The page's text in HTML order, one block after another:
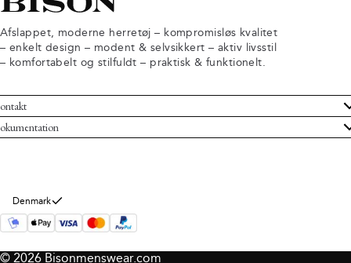
Afslappet, moderne herretøj – kompromisløs kvalitet
– enkelt design – modent & selvsikkert – aktiv livsstil
– komfortabelt og stilfuldt – praktisk & funktionelt.
Bisoninformation
Denmark
© 2026 Bisonmenswear.com